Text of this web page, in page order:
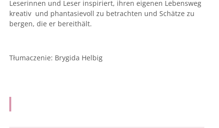
Leserinnen und Leser inspiriert, ihren eigenen Lebensweg
kreativ und phantasievoll zu betrachten und Schätze zu
bergen, die er bereithält.
Tłumaczenie: Brygida Helbig